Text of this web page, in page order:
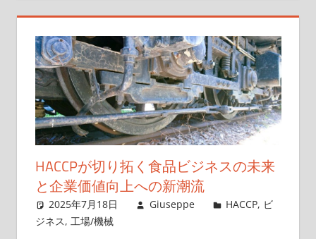
HACCPが切り拓く食品ビジネスの未来
と企業価値向上への新潮流
2025年7月18日 Giuseppe HACCP, ビ
ジネス, 工場/機械